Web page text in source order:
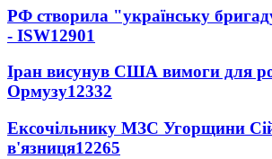
РФ створила "українську
- ISW12901
Іран висунув США вимоги для
Ормузу12332
Ексочільнику МЗС Угорщини
в'язниця12265